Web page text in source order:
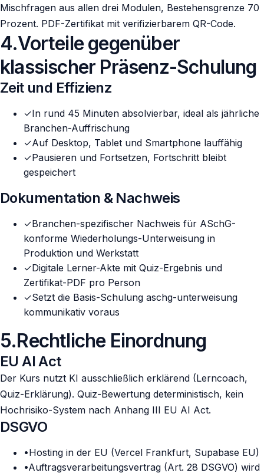
Mischfragen aus allen drei Modulen, Bestehensgrenze 70
Prozent. PDF-Zertifikat mit verifizierbarem QR-Code.
4.Vorteile gegenüber
klassischer Präsenz-Schulung
Zeit und Effizienz
✓In rund 45 Minuten absolvierbar, ideal als jährliche
Branchen-Auffrischung
✓Auf Desktop, Tablet und Smartphone lauffähig
✓Pausieren und Fortsetzen, Fortschritt bleibt
gespeichert
Dokumentation & Nachweis
✓Branchen-spezifischer Nachweis für ASchG-
konforme Wiederholungs-Unterweisung in
Produktion und Werkstatt
✓Digitale Lerner-Akte mit Quiz-Ergebnis und
Zertifikat-PDF pro Person
✓Setzt die Basis-Schulung aschg-unterweisung
kommunikativ voraus
5.Rechtliche Einordnung
EU AI Act
Der Kurs nutzt KI ausschließlich erklärend (Lerncoach,
Quiz-Erklärung). Quiz-Bewertung deterministisch, kein
Hochrisiko-System nach Anhang III EU AI Act.
DSGVO
•Hosting in der EU (Vercel Frankfurt, Supabase EU)
•Auftragsverarbeitungsvertrag (Art. 28 DSGVO) wird